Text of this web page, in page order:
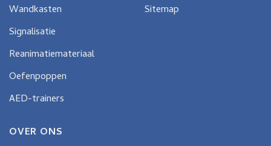
Wandkasten
Signalisatie
Reanimatiemateriaal
Oefenpoppen
AED-trainers
Sitemap
OVER ONS